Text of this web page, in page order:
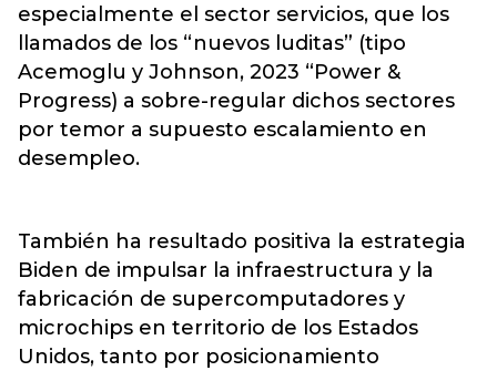
especialmente el sector servicios, que los
llamados de los “nuevos luditas” (tipo
Acemoglu y Johnson, 2023 “Power &
Progress) a sobre-regular dichos sectores
por temor a supuesto escalamiento en
desempleo.
También ha resultado positiva la estrategia
Biden de impulsar la infraestructura y la
fabricación de supercomputadores y
microchips en territorio de los Estados
Unidos, tanto por posicionamiento